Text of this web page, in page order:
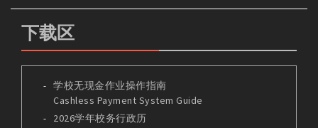
下载区
学校无现金作业操作指南
Cashless Payment System Guide
2026学年校务行政历